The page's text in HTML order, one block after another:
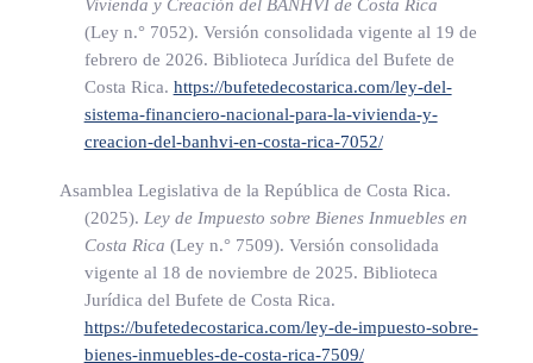
a) Ostenta y ejerce habitualmente en Costa Rica poderes que
la faculten para concluir contratos en nombre de la
empresa; o
b) No ostenta dichos poderes, pero mantiene habitualmente
el cual realiza regularmente entregas de bienes o
mercancías en nombre de la empresa.
iii. Sin perjuicio de lo que disponga la Superintendencia
General de Seguros (Sugese), respecto de la operación de
entidades aseguradoras o reaseguradoras, se considera que
Vivienda y Creación del BANHVI de Costa Rica
(Ley n.° 7052). Versión consolidada vigente al 19 de
febrero de 2026. Biblioteca Jurídica del Bufete de
Costa Rica. https://bufetedecostarica.com/ley-del-
sistema-financiero-nacional-para-la-vivienda-y-
creacion-del-banhvi-en-costa-rica-7052/
Asamblea Legislativa de la República de Costa Rica.
(2025). Ley de Impuesto sobre Bienes Inmuebles en
Costa Rica (Ley n.° 7509). Versión consolidada
vigente al 18 de noviembre de 2025. Biblioteca
Jurídica del Bufete de Costa Rica.
https://bufetedecostarica.com/ley-de-impuesto-sobre-
bienes-inmuebles-de-costa-rica-7509/